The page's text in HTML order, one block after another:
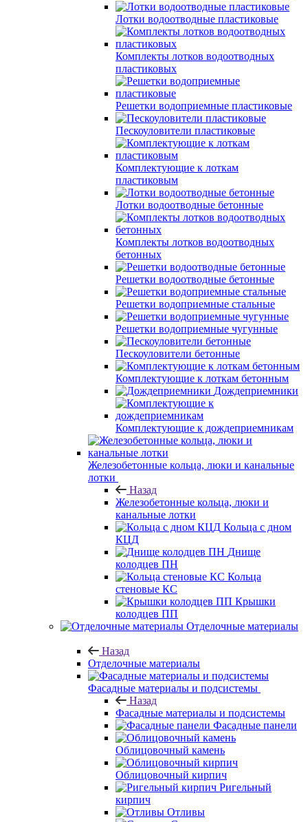
Лотки водоотводные пластиковые
Комплекты лотков водоотводных
пластиковых
Решетки водоприемные пластиковые
Пескоуловители пластиковые
Комплектующие к лоткам
пластиковым
Лотки водоотводные бетонные
Комплекты лотков водоотводных
бетонных
Решетки водоотводные бетонные
Решетки водоприемные стальные
Решетки водоприемные чугунные
Пескоуловители бетонные
Комплектующие к лоткам бетонным
Дождеприемники
Комплектующие к дождеприемникам
Железобетонные кольца, люки и канальные
лотки
Назад
Железобетонные кольца, люки и
канальные лотки
Кольца с дном
КЦД
Днище
колодцев ПН
Кольца
стеновые КС
Крышки
колодцев ПП
Отделочные материалы
Назад
Отделочные материалы
Фасадные материалы и подсистемы
Назад
Фасадные материалы и подсистемы
Фасадные панели
Облицовочный камень
Облицовочный кирпич
Ригельный
кирпич
Отливы